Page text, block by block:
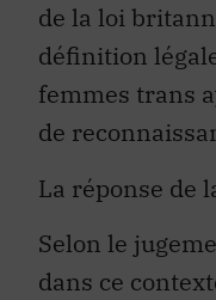
de la loi
définition
femmes trans
de
La réponse de
Selon le
dans ce